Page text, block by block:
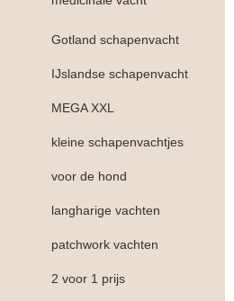
Gotland schapenvacht
IJslandse schapenvacht
MEGA XXL
kleine schapenvachtjes
voor de hond
langharige vachten
patchwork vachten
2 voor 1 prijs